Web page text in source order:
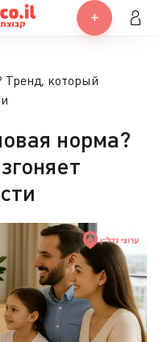
который
норма?